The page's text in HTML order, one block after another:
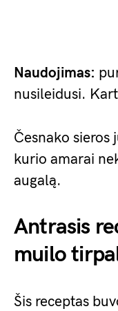
Naudojimas:
nusileidusi.
Česnako sieros
kurio amarai
augalą.
Antrasis
muilo
Šis receptas